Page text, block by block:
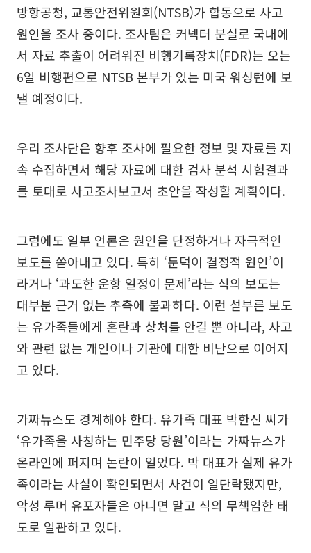
방항공청, 교통안전위원회(NTSB)가 합동으로 사고
원인을 조사 중이다. 조사팀은 커넥터 분실로 국내에
서 자료 추출이 어려워진 비행기록장치(FDR)는 오는
6일 비행편으로 NTSB 본부가 있는 미국 워싱턴에 보
낼 예정이다.
우리 조사단은 향후 조사에 필요한 정보 및 자료를 지
속 수집하면서 해당 자료에 대한 검사 분석 시험결과
를 토대로 사고조사보고서 초안을 작성할 계획이다.
그럼에도 일부 언론은 원인을 단정하거나 자극적인
보도를 쏟아내고 있다. 특히 ‘둔덕이 결정적 원인’이
라거나 ‘과도한 운항 일정이 문제’라는 식의 보도는
대부분 근거 없는 추측에 불과하다. 이런 섣부른 보도
는 유가족들에게 혼란과 상처를 안길 뿐 아니라, 사고
와 관련 없는 개인이나 기관에 대한 비난으로 이어지
고 있다.
가짜뉴스도 경계해야 한다. 유가족 대표 박한신 씨가
‘유가족을 사칭하는 민주당 당원’이라는 가짜뉴스가
온라인에 퍼지며 논란이 일었다. 박 대표가 실제 유가
족이라는 사실이 확인되면서 사건이 일단락됐지만,
악성 루머 유포자들은 아니면 말고 식의 무책임한 태
도로 일관하고 있다.